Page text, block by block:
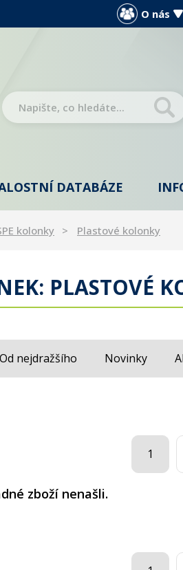
O nás
DATABÁZE
kolonky Plastové kolonky
PLASTOVÉ
Od nejdražšího Novinky
1
zboží nenašli.